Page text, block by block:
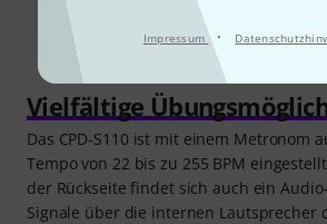
Impressum ·
Vielfältige
Das CPD-S110 ist mit einem Metronom
Tempo von 22 bis zu 255 BPM
der Rückseite findet sich auch ein
Signale über die internen Lautsprecher